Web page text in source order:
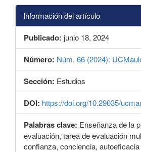
Información del artículo
Publicado: junio 18, 2024
Número: Núm. 66 (2024):
Sección: Estudios
DOI: https://doi.org/10.29035/
Palabras clave: Enseñanza de la
evaluación, tarea de evaluación
confianza, conciencia, autoeficacia